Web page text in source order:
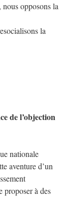
opposons la
la
de l’objection
nationale
aventure d’un
proposer à des